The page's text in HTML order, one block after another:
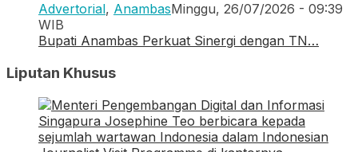
Advertorial, AnambasMinggu, 26/07/2026 - 09:39
WIB
Bupati Anambas Perkuat Sinergi dengan TN…
Liputan Khusus